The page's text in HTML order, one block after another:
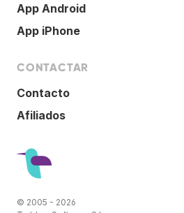
App Android
App iPhone
CONTACTAR
Contacto
Afiliados
© 2005 - 2026